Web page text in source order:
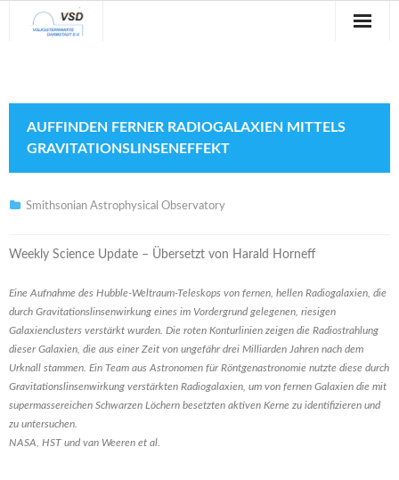
Veranstaltungen
Verein
Kontakt
AUFFINDEN FERNER RADIOGALAXIEN MITTELS
GRAVITATIONSLINSENEFFEKT
Smithsonian Astrophysical Observatory
Weekly Science Update – Übersetzt von Harald Horneff
Eine Aufnahme des Hubble-Weltraum-Teleskops von fernen, hellen Radiogalaxien, die
durch Gravitationslinsenwirkung eines im Vordergrund gelegenen, riesigen
Galaxienclusters verstärkt wurden. Die roten Konturlinien zeigen die Radiostrahlung
dieser Galaxien, die aus einer Zeit von ungefähr drei Milliarden Jahren nach dem
Urknall stammen. Ein Team aus Astronomen für Röntgenastronomie nutzte diese durch
Gravitationslinsenwirkung verstärkten Radiogalaxien, um von fernen Galaxien die mit
supermassereichen Schwarzen Löchern besetzten aktiven Kerne zu identifizieren und
zu untersuchen.
NASA, HST und van Weeren et al.